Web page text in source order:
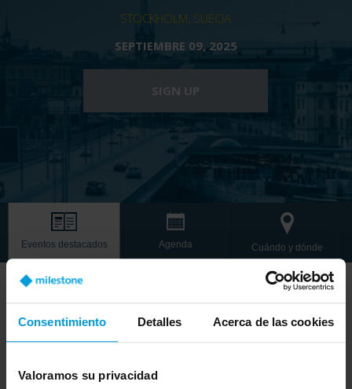
Consentimiento Detalles Acerca de las cookies
Valoramos su privacidad
STOCKHOLM, SUECIA
SEPTIEMBRE 09, 2025
SIGN UP
Eventos destacados Agenda Cuándo y dónde
Your Security, Your Way.